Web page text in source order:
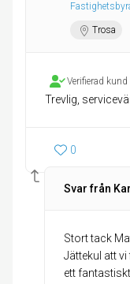
Trosa
Verifierad kund
Trevlig,
0
Svar från
Stort tack
Jättekul att vi
ett